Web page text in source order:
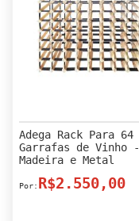
Adega Rack Para 64
Garrafas de Vinho -
Madeira e Metal
R$2.550,00